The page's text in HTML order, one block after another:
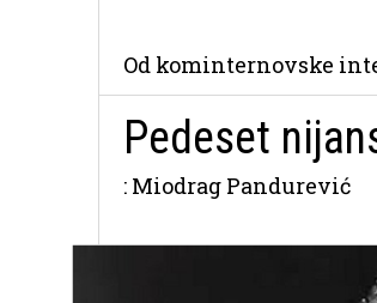
Od kominternovske
Pedeset
: Miodrag Pandurević